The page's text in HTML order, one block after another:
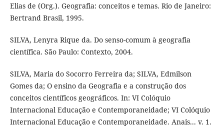
Elias de (Org.). Geografia: conceitos e temas. Rio de Janeiro:
Bertrand Brasil, 1995.
SILVA, Lenyra Rique da. Do senso-comum à geografia
científica. São Paulo: Contexto, 2004.
SILVA, Maria do Socorro Ferreira da; SILVA, Edmilson
Gomes da; O ensino da Geografia e a construção dos
conceitos científicos geográficos. In: VI Colóquio
Internacional Educação e Contemporaneidade; VI Colóquio
Internacional Educação e Contemporaneidade. Anais... v. 1.